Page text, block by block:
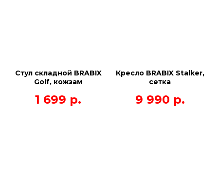
Стул складной BRABIX
Golf, кожзам
1 699 р.
Кресло BRABIX Stalker,
сетка
9 990 р.